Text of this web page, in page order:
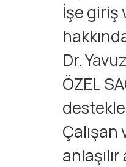
İşe giriş
Dr.
ÖZEL